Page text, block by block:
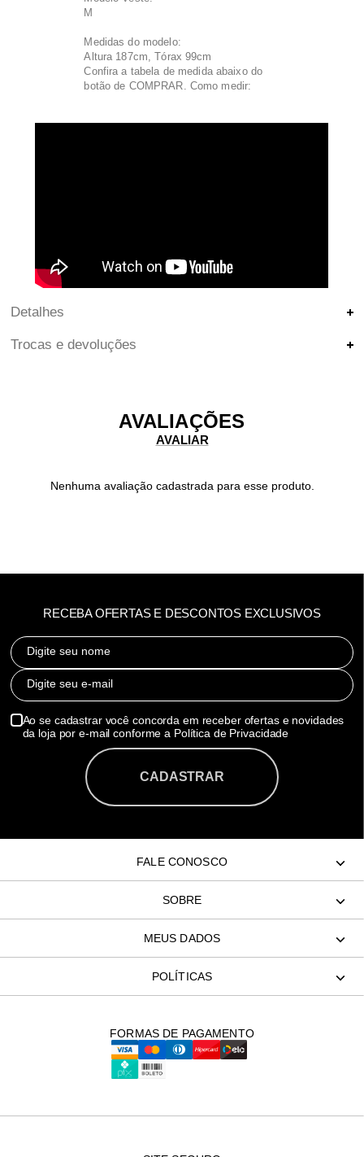
M
Medidas do modelo:
Altura 187cm, Tórax 99cm
Confira a tabela de medida abaixo do
botão de COMPRAR. Como medir:
Detalhes
Trocas e devoluções
AVALIAÇÕES
Nenhuma avaliação cadastrada para esse produto.
RECEBA OFERTAS E DESCONTOS EXCLUSIVOS
Digite seu nome
Digite seu e-mail
CADASTRAR
Ao se cadastrar você concorda em receber ofertas e novidades
da loja por e-mail conforme a Política de Privacidade
FALE CONOSCO
SOBRE
MEUS DADOS
POLÍTICAS
FORMAS DE PAGAMENTO